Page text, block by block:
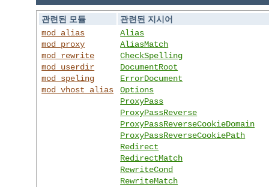
관련된 모듈
관련된 지시어
mod_alias
mod_proxy
mod_rewrite
mod_userdir
mod_speling
mod_vhost_alias
Alias
AliasMatch
CheckSpelling
DocumentRoot
ErrorDocument
Options
ProxyPass
ProxyPassReverse
ProxyPassReverseCookieDomain
ProxyPassReverseCookiePath
Redirect
RedirectMatch
RewriteCond
RewriteMatch